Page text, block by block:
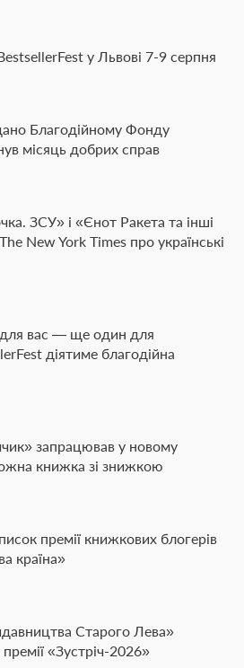
у Львові 7-9 серпня
Благодійному Фонду
місяць добрих справ
ЗСУ» і «Єнот Ракета та інші
New York Times про українські
вас — ще один для
діятиме благодійна
запрацював у новому
книжка зі знижкою
премії книжкових блогерів
країна»
Старого Лева»
«Зустріч-2026»